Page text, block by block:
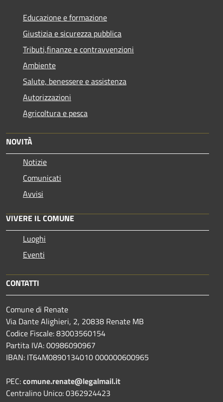
Educazione e formazione
Giustizia e sicurezza pubblica
Tributi,finanze e contravvenzioni
Ambiente
Salute, benessere e assistenza
Autorizzazioni
Agricoltura e pesca
NOVITÀ
Notizie
Comunicati
Avvisi
VIVERE IL COMUNE
Luoghi
Eventi
CONTATTI
Comune di Renate
Via Dante Alighieri, 2, 20838 Renate MB
Codice Fiscale: 83003560154
Partita IVA: 00986090967
IBAN: IT64M0890134010 000000600965
PEC:comune.renate@legalmail.it
Centralino Unico: 0362924423